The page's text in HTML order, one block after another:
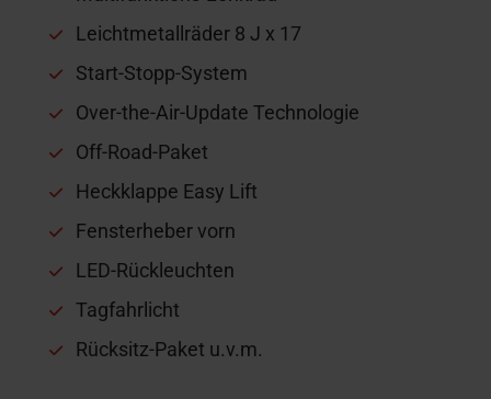
Leichtmetallräder 8 J x 17
Start-Stopp-System
Over-the-Air-Update Technologie
Off-Road-Paket
Heckklappe Easy Lift
Fensterheber vorn
LED-Rückleuchten
Tagfahrlicht
Rücksitz-Paket u.v.m.